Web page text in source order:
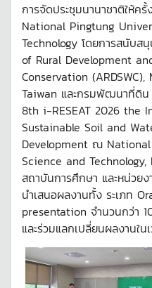
การจัดประชุมนานาชาติให้ค
National Pingtung
Technology โดยการสนับส
of Rural Development
Conservation
Taiwan และกรมพัฒนาที่ดิน
8th i-RESEAT 2026 the
Sustainable Soil and
Development ณ
Science and
สถาบันการศึกษา และหน่วย
นำเสนอผลงานทั้ง ระเภท
presentation จำนวนกว่า
และร่วมแลกเปลี่ยนผลงานใน